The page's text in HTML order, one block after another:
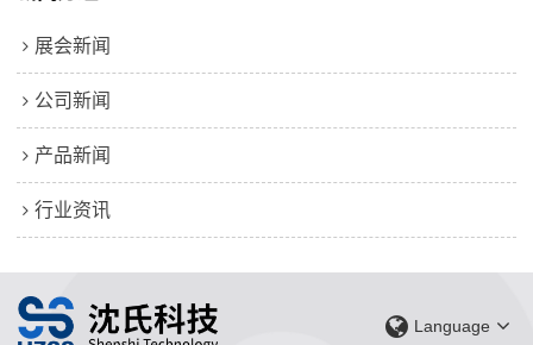
展会新闻
公司新闻
产品新闻
行业资讯
Language